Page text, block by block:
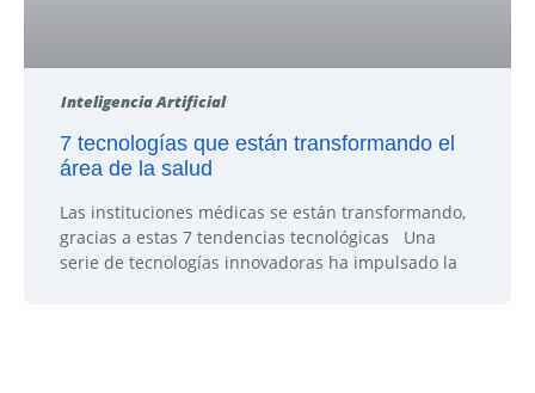
Inteligencia Artificial
7 tecnologías que están transformando el
área de la salud
Las instituciones médicas se están transformando,
gracias a estas 7 tendencias tecnológicas Una
serie de tecnologías innovadoras ha impulsado la